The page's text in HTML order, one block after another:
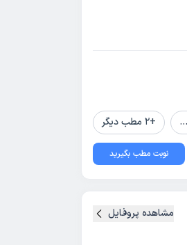
+
2 مطب دیگر
نوبت مطب بگیرید
مشاهده پروفایل